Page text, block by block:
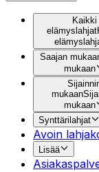
Kaikki
elämyslahjat
Saajan
mukaan
mukaan
mukaan
Synttärilahjat
Avoin
Lisää